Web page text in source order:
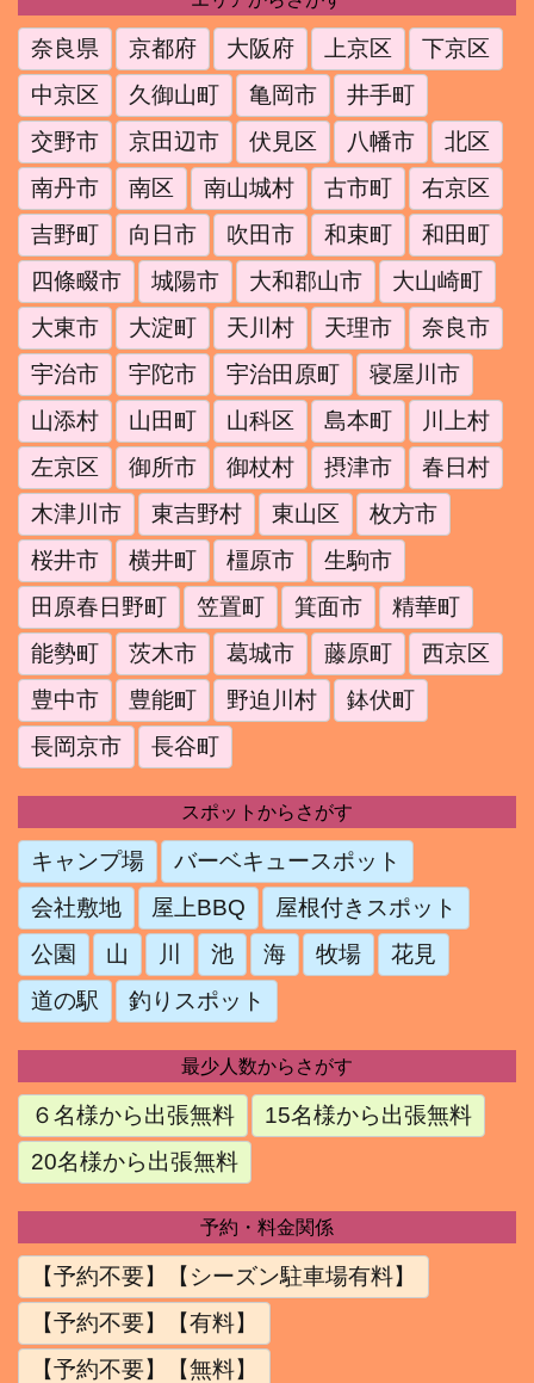
奈良県 京都府 大阪府 上京区
下京区
中京区
久御山町 亀岡市
井手町
交野市
京田辺市 伏見区 八幡市
北区
南丹市
南区 南山城村 古市町
右京区
吉野町
向日市 吹田市 和束町
和田町
四條畷市
城陽市 大和郡山市
大山崎町
大東市
大淀町 天川村 天理市
奈良市
宇治市
宇陀市 宇治田原町
寝屋川市
山添村
山田町 山科区 島本町
川上村
左京区
御所市 御杖村 摂津市
春日村
木津川市
東吉野村 東山区
枚方市
桜井市
横井町 橿原市
生駒市
田原春日野町
笠置町 箕面市
精華町
能勢町
茨木市 葛城市 藤原町
西京区
豊中市
豊能町 野迫川村
鉢伏町
長岡京市
長谷町
スポットからさがす
キャンプ場
バーベキュースポット
会社敷地
屋上BBQ
屋根付きスポット
公園
山 川 池 海 牧場
花見
道の駅
釣りスポット
最少人数からさがす
６名様から出張無料
15名様から出張無料
20名様から出張無料
予約・料金関係
【予約不要】【シーズン駐車場有料】
【予約不要】【有料】
【予約不要】【無料】